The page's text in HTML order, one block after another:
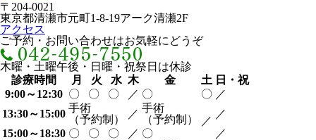
〒204-0021
東京都清瀬市元町1-8-19アーク清瀬2F
アクセス
ご予約・お問い合わせはお気軽にどうぞ
木曜・土曜午後・日曜・祝祭日は休診
診療時間
月 火 水 木 金 土 日・祝
9:00～12:30 〇 〇 〇 ／ 〇 〇 ／
13:30～15:00 手術
（予約制）
／ 手術
（予約制）
／
／
15:00～18:30 〇 〇 〇 ／ 〇
／